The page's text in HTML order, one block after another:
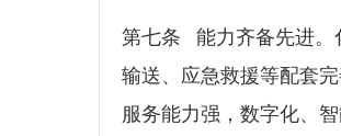
第七条 能力齐备先进。
输送、应急救援等配套
服务能力强，数字化